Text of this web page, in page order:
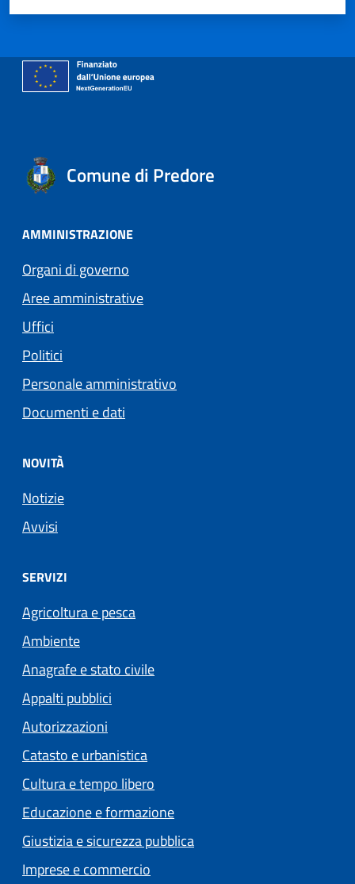
Comune di Predore
AMMINISTRAZIONE
Organi di governo
Aree amministrative
Uffici
Politici
Personale amministrativo
Documenti e dati
NOVITÀ
Notizie
Avvisi
SERVIZI
Agricoltura e pesca
Ambiente
Anagrafe e stato civile
Appalti pubblici
Autorizzazioni
Catasto e urbanistica
Cultura e tempo libero
Educazione e formazione
Giustizia e sicurezza pubblica
Imprese e commercio